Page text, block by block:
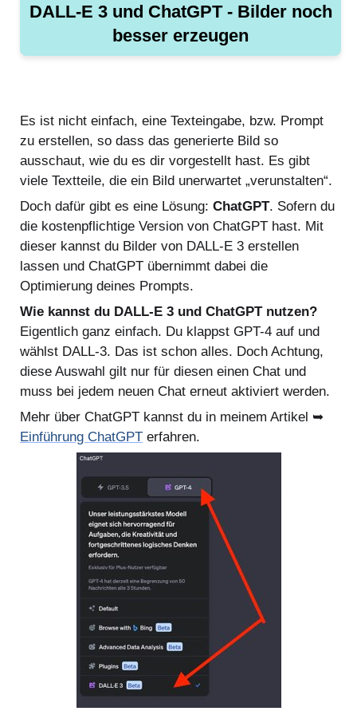
DALL-E 3 und ChatGPT - Bilder noch
besser erzeugen
Es ist nicht einfach, eine Texteingabe, bzw. Prompt
zu erstellen, so dass das generierte Bild so
ausschaut, wie du es dir vorgestellt hast. Es gibt
viele Textteile, die ein Bild unerwartet „verunstalten“.
Doch dafür gibt es eine Lösung: ChatGPT. Sofern du
die kostenpflichtige Version von ChatGPT hast. Mit
dieser kannst du Bilder von DALL-E 3 erstellen
lassen und ChatGPT übernimmt dabei die
Optimierung deines Prompts.
Wie kannst du DALL-E 3 und ChatGPT nutzen?
Eigentlich ganz einfach. Du klappst GPT-4 auf und
wählst DALL-3. Das ist schon alles. Doch Achtung,
diese Auswahl gilt nur für diesen einen Chat und
muss bei jedem neuen Chat erneut aktiviert werden.
Mehr über ChatGPT kannst du in meinem Artikel ➥
Einführung ChatGPT erfahren.